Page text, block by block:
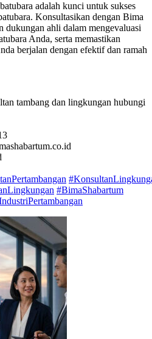
adalah kunci untuk sukses
Konsultasikan dengan Bima
dukungan ahli dalam mengevaluasi
Anda, serta memastikan
berjalan dengan efektif dan ramah
tambang dan lingkungan hubungi
#BimaShabartum